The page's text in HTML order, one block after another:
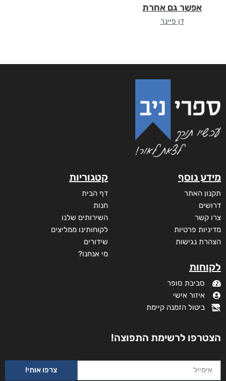
אפשר גם אחרת
דן פיינר
מידע נוסף
תקנון האתר
דרושים
צרו קשר
מדיניות פרטיות
הצהרת נגישות
לקוחות
סביבת סופר
איזור אישי
ביטול הזמנה קיימת
קטגוריות
דף הבית
חנות
השירותים שלנו
לקוחותינו ממליצים
שידורים
מי אנחנו?
הצטרפו לרשימת התפוצה!
צרפו אותי!